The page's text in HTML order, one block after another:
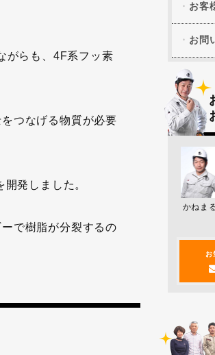
がらも、4F系フッ素
つなげる物質が必要
発しました。
で樹脂が分裂するの
お客
お問
かねま
お